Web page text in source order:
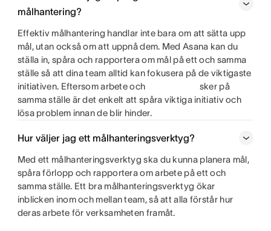
målhantering?
Effektiv målhantering handlar inte bara om att sätta upp
mål, utan också om att uppnå dem. Med Asana kan du
ställa in, spåra och rapportera om mål på ett och samma
ställe så att dina team alltid kan fokusera på de viktigaste
initiativen. Eftersom arbete och
sker på
samma ställe är det enkelt att spåra viktiga initiativ och
lösa problem innan de blir hinder.
Hur väljer jag ett målhanteringsverktyg?
Med ett målhanteringsverktyg ska du kunna planera mål,
spåra förlopp och rapportera om arbete på ett och
samma ställe. Ett bra målhanteringsverktyg ökar
inblicken inom och mellan team, så att alla förstår hur
deras arbete för verksamheten framåt.